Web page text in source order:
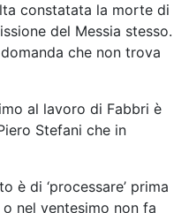
constatata la morte di
del Messia stesso.
che non trova
al lavoro di Fabbri è
Stefani che in
è di ‘processare’ prima
nel ventesimo non fa